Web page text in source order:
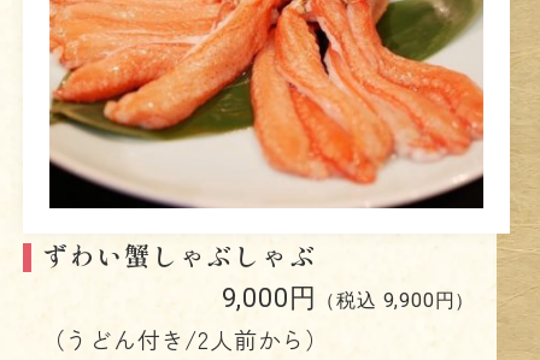
ずわい蟹しゃぶしゃぶ
9,000円 （税込 9,900円）
（うどん付き/2人前から）